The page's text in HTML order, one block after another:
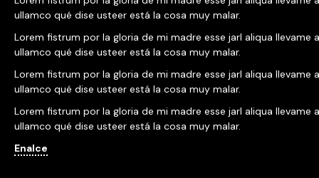
ullamco qué dise usteer está la cosa muy malar.
Lorem fistrum por la gloria de mi madre esse jarl aliqua llevame
ullamco qué dise usteer está la cosa muy malar.
Lorem fistrum por la gloria de mi madre esse jarl aliqua llevame
ullamco qué dise usteer está la cosa muy malar.
Lorem fistrum por la gloria de mi madre esse jarl aliqua llevame
ullamco qué dise usteer está la cosa muy malar.
Enalce